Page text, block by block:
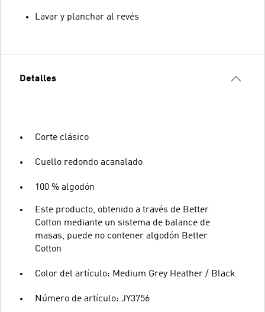
Lavar y planchar al revés
Detalles
Corte clásico
Cuello redondo acanalado
100 % algodón
Este producto, obtenido a través de Better
Cotton mediante un sistema de balance de
masas, puede no contener algodón Better
Cotton
Color del artículo: Medium Grey Heather / Black
Número de artículo: JY3756